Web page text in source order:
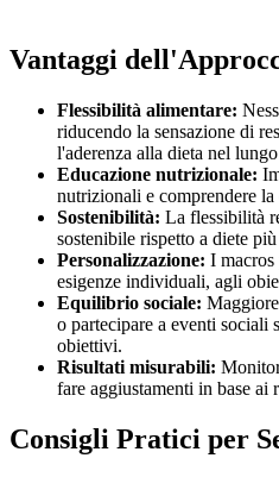
Vantaggi
Flessibilità alimentare:
riducendo la sensazione di
l'aderenza alla dieta nel
Educazione nutrizionale:
nutrizionali e comprendere
Sostenibilità: La flessibilità
sostenibile rispetto a diete
Personalizzazione: I macros
esigenze individuali, agli
Equilibrio sociale:
o partecipare a eventi sociali
obiettivi.
Risultati misurabili:
fare aggiustamenti in base ai
Consigli Pratici per